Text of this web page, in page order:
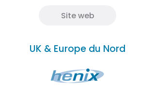
Site web
UK & Europe du Nord